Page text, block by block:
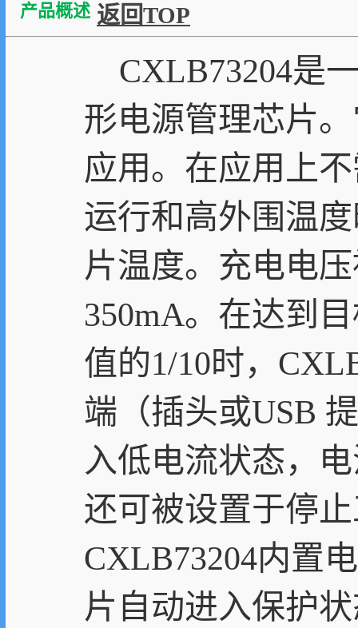
产品概述 返回TOP
CXLB73204是
形电源管理芯片
应用。在应用上
运行和高外围温
片温度。充电电
350mA。在达到
值的1/10时，
端（插头或USB
入低电流状态，
还可被设置于停
CXLB73204内置
片自动进入保护